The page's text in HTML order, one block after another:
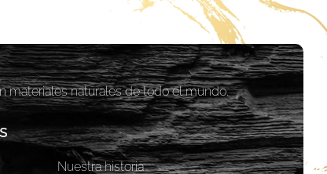
materiales naturales de todo el mundo.
Nuestra historia